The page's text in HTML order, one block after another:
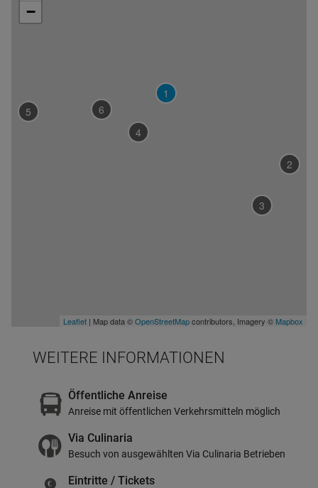
1
2
3
4
5 6
−
Leaflet | Map data ©OpenStreetMapcontributors, Imagery © Mapbox
WEITERE INFORMATIONEN
Öffentliche Anreise
Anreise mit öffentlichen Verkehrsmitteln möglich
Via Culinaria
Besuch von ausgewählten Via Culinaria Betrieben
Eintritte / Tickets